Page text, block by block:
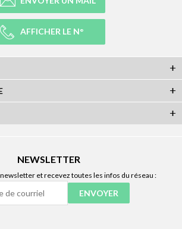
AFFICHER LE N°
NEWSLETTER
et recevez toutes les infos du réseau :